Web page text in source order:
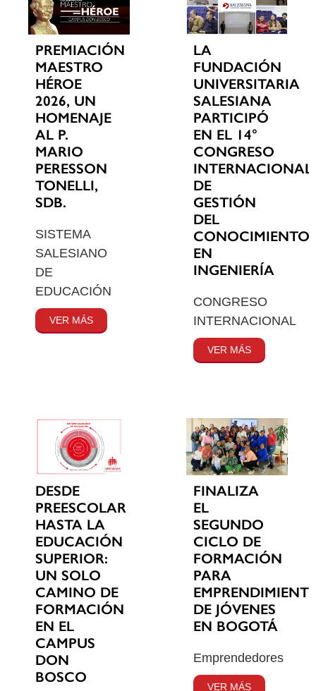
PREMIACIÓN
MAESTRO
HÉROE
2026, UN
HOMENAJE
AL P.
MARIO
PERESSON
TONELLI,
SDB.
SISTEMA
SALESIANO
DE
EDUCACIÓN
VER MÁS
LA
FUNDACIÓN
UNIVERSITARIA
SALESIANA
PARTICIPÓ
EN EL 14°
CONGRESO
INTERNACIONAL
DE
GESTIÓN
DEL
CONOCIMIENTO
EN
INGENIERÍA
CONGRESO
INTERNACIONAL
VER MÁS
DESDE
PREESCOLAR
HASTA LA
EDUCACIÓN
SUPERIOR:
UN SOLO
CAMINO DE
FORMACIÓN
EN EL
CAMPUS
DON
BOSCO
FINALIZA
EL
SEGUNDO
CICLO DE
FORMACIÓN
PARA
DE JÓVENES
EN BOGOTÁ
Emprendedores
VER MÁS